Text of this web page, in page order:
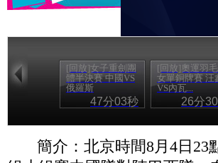
[回放]女子重劍團
體半決賽 中國VS
俄羅斯
47分03秒
[回放]奧運羽
女單銅牌賽 汪
VS內瓦...
26分
簡介：北京時間8月4日23